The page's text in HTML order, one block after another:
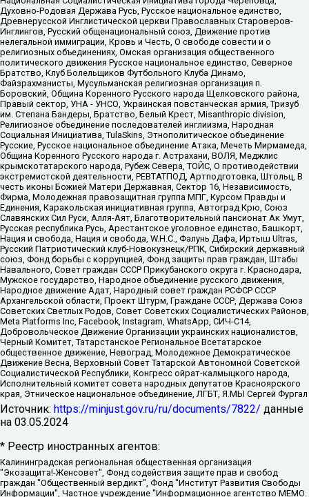
Духовно-Родовая Держава Русь, Русское национальное единство,
Древнерусской Инглистической церкви Православных Староверов-
Инглингов, Русский общенациональный союз, Движение против
нелегальной иммиграции, Кровь и Честь, О свободе совести и о
религиозных объединениях, Омская организация общественного
политического движения Русское национальное единство, Северное
Братство, Клуб Болельщиков Футбольного Клуба Динамо,
Файзрахманисты, Мусульманская религиозная организация п.
Боровский, Община Коренного Русского народа Щелковского района,
Правый сектор, УНА - УНСО, Украинская повстанческая армия, Тризуб
им. Степана Бандеры, Братство, Белый Крест, Misanthropic division,
Религиозное объединение последователей инглиизма, Народная
Социальная Инициатива, TulaSkins, Этнополитическое объединение
Русские, Русское национальное объединение Атака, Мечеть Мирмамеда,
Община Коренного Русского народа г. Астрахани, ВОЛЯ, Меджлис
крымскотатарского народа, Рубеж Севера, ТОЙС, О противодействии
экстремистской деятельности, РЕВТАТПОД, Артподготовка, Штольц, В
честь иконы Божией Матери Державная, Сектор 16, Независимость,
Фирма, Молодежная правозащитная группа МПГ, Курсом Правды и
Единения, Каракольская инициативная группа, Автоград Крю, Союз
Славянских Сил Руси, Алля-Аят, Благотворительный пансионат Ак Умут,
Русская республика Русь, Арестантское уголовное единство, Башкорт,
Нация и свобода, Нация и свобода, W.H.С., Фалунь Дафа, Иртыш Ultras,
Русский Патриотический клуб-Новокузнецк/РПК, Сибирский державный
союз, Фонд борьбы с коррупцией, Фонд защиты прав граждан, Штабы
Навального, Совет граждан СССР Прикубанского округа г. Краснодара,
Мужское государство, Народное объединение русского движения,
Народное движение Адат, Народный совет граждан РСФСР СССР
Архангельской области, Проект Штурм, Граждане СССР, Держава Союз
Советских Светлых Родов, Совет Советских Социалистических Районов,
Meta Platforms Inc, Facebook, Instagram, WhatsApp, СИЧ-С14,
Добровольческое Движение Организации украинских националистов,
Черный Комитет, Татарстанское Региональное Всетатарское
общественное движение, Невоград, Молодежное Демократическое
Движение Весна, Верховный Совет Татарской Автономной Советской
Социалистической Республики, Конгресс ойрат-калмыцкого народа,
Исполнительный комитет совета народных депутатов Красноярского
края, Этническое национальное объединение, ЛГБТ, Я.МЫ Сергей Фургал
Источник: https://minjust.gov.ru/ru/documents/7822/ данные
на 03.05.2024
* Реестр иностранных агентов:
Калининградская региональная общественная организация "Экозащита!-Женсовет", Фонд содействия защите прав и свобод граждан "Общественный вердикт", Фонд "Институт Развития Свободы Информации", Частное учреждение "Информационное агентство МЕМО. РУ", Региональная общественная организация "Общественная комиссия по сохранению наследия академика Сахарова", Фонд поддержки свободы прессы, Санкт-Петербургская общественная правозащитная организация "Гражданский контроль", Межрегиональная общественная организация "Информационно-просветительский центр "Мемориал", Региональный Фонд "Центр Защиты Прав Средств Массовой Информации", с 05.12.2023 Фонд "Центр Защиты Прав Средств массовой информации", Региональная общественная благотворительная организация помощи беженцам и мигрантам "Гражданское содействие", Негосударственное образовательное учреждение дополнительного профессионального образования (повышение квалификации) специалистов "АКАДЕМИЯ ПО ПРАВАМ ЧЕЛОВЕКА", Свердловская региональная общественная организация "Сутяжник", Автономная некоммерческая организация "Центр независимых социологических исследований", Союз общественных объединений "Российский исследовательский центр по правам человека", Региональное общественное учреждение научно-информационный центр "МЕМОРИАЛ", Некоммерческая организация "Фонд защиты гласности", Автономная некоммерческая организация "Институт прав человека", Городская общественная организация "Екатеринбургское общество "МЕМОРИАЛ", Городская общественная организация "Рязанское историко-просветительское и правозащитное общество "Мемориал" (Рязанский Мемориал), Челябинский региональный орган общественной самодеятельности – женское общественное объединение "Женщины Евразии", Челябинский региональный орган общественной самодеятельности "Уральская правозащитная группа", Фонд содействия защите здоровья и социальной справедливости имени Андрея Рылькова, Автономная Некоммерческая Организация "Аналитический Центр Юрия Левады", Автономная некоммерческая организация социальной поддержки населения "Проект Апрель", Региональная общественная организация помощи женщинам и детям, находящимся в кризисной ситуации "Информационно-методический центр "Анна", Фонд содействия развитию массовых коммуникаций и правовому просвещению "Так-так-Так", Фонд содействия устойчивому развитию "Серебряная тайга", Свердловский региональный общественный фонд социальных проектов "Новое время", "Idel.Реалии", Кавказ.Реалии, Крым.Реалии, Телеканал Настоящее Время, Татаро-башкирская служба Радио Свобода (Azatliq Radiosi), Радио Свободная Европа/Радио Свобода (PCE/PC), "Сибирь.Реалии", "Фактограф", Благотворительный фонд помощи осужденным и их семьям, Автономная некоммерческая организация "Институт глобализации и социальных движений", Фонд "В защиту прав заключенных", Частное учреждение "Центр поддержки и содействия развитию средств массовой информации", Пензенский региональный общественный благотворительный фонд "Гражданский союз", "Север.Реалии", Некоммерческая организация Фонд "Правовая инициатива", Общество с ограниченной ответственностью "Радио Свободная Европа/Радио Свобода", Чешское информационное агентство "MEDIUM-ORIENT", Красноярская региональная общественная организация "Мы против СПИДа", Камалягин Денис Николаевич, Маркелов Сергей Евгеньевич, Пономарев Лев Александрович, Савицкая Людмила Алексеевна, Автономная некоммерческая организация "Центр по работе с проблемой насилия "НАСИЛИЮ.НЕТ", Межрегиональный профессиональный союз работников здравоохранения "Альянс врачей", Юридическое лицо, зарегистрированное в Латвийской Республике, SIA "Medusa Project" (регистрационный номер 40103797863, дата регистрации 10.06.2014), Некоммерческая организация "Фонд по борьбе с коррупцией", Автономная некоммерческая организация "Институт права и публичной политики", Баданин Роман Сергеевич, Гликин Максим Александрович, Железнова Мария Михайловна, Лукьянова Юлия Сергеевна, Маетная Елизавета Витальевна, Маняхин Петр Борисович, Чуракова Ольга Владимировна, Ярош Юлия Петровна, Юридическое лицо "The Insider SIA", зарегистрированное в Риге, Латвийская Республика (дата регистрации 26.06.2015), являющееся администратором доменного имени интернет-издания "The Insider SIA", https://theins.ru, Постернак Алексей Евгеньевич, Рубин Михаил Аркадьевич, Анин Роман Александрович, Юридическое лицо Istories fonds, зарегистрированное в Латвийской Республике (регистрационный номер 50008295751, дата регистрации 24.02.2020), Великовский Дмитрий Александрович, Долинина Ирина Николаевна, Мароховская Алеся Алексеевна, Шлейнов Роман Юрьевич, Шмагун Олеся Валентиновна, Общество с ограниченной ответственностью "Альтаир 2021", Общество с ограниченной ответственностью "Вега 2021", Общество с ограниченной ответственностью "Главный редактор 2021", Общество с ограниченной ответственностью "Ромашки монолит", Важенков Артем Валерьевич, Ивановская областная общественная организация "Центр гендерных исследований", Гурман Юрий Альбертович, Медиапроект "ОВД-Инфо", Егоров Владимир Владимирович, Жилинский Владимир Александрович, Общество с ограниченной ответственностью "ЗП", Иванова София Юрьевна, Карезина Инна Павловна, Кильтау Екатерина Викторовна, Петров Алексей Викторович, Пискунов Сергей Евгеньевич, Смирнов Сергей Сергеевич, Тихонов Михаил Сергеевич, Общество с ограниченной ответственностью "ЖУРНАЛИСТ-ИНОСТРАННЫЙ АГЕНТ", Арапова Галина Юрьевна, Вольтская Татьяна Анатольевна, Американская компания "Mason G.E.S. Anonymous Foundation" (США), являющаяся владельцем интернет-издания https://mnews.world/, Компания "Stichting Bellingcat", зарегистрированная в Нидерландах (дата регистрации 11.07.2018), Захаров Андрей Вячеславович, Клепиковская Екатерина Дмитриевна, Общество с ограниченной ответственностью "МЕМО", Перл Роман Александрович, Симонов Евгений Алексеевич, Соловьева Елена Анатольевна, Сотников Даниил Владимирович, Сурначева Елизавета Дмитриевна, Автономная некоммерческая организация по защите прав человека и информированию населения "Якутия – Наше Мнение", Общество с ограниченной ответственностью "Москоу диджитал медиа", с 26.01.2023 Общество с ограниченной ответственностью "Чайка Белые сады", Ветошкина Валерия Валерьевна, Заговора Максим Александрович, Межрегиональное общественное движение "Российская ЛГБТ - сеть", Оленичев Максим Владимирович, Павлов Иван Юрьевич, Скворцова Елена Сергеевна, Общество с ограниченной ответственностью "Как бы инагент", Кочетков Игорь Викторович, Общество с ограниченной ответственностью "Честные выборы", Еланчик Олег Александрович, Общество с ограниченной ответственностью "Нобелевский призыв", Гималова Регина Эмилевна, Григорьев Андрей Валерьевич, Григорьева Алина Александровна, Ассоциация по содействию защите прав призывников, альтернативнослужащих и военнослужащих "Правозащитная группа "Гражданин.Армия.Право", Хисамова Регина Фаритовна, Автономная некоммерческая организация по реализации социально-правовых программ "Лилит", Дальневосточное общественное движение "Маяк", Санкт-Петербургская ЛГБТ-инициативная группа "Выход", Инициативная группа ЛГБТ+ "Реверс", Алексеев Андрей Викторович, Бекбулатова Таисия Львовна, Беляев Иван Михайлович, Владыкина Елена Сергеевна, Гельман Марат Александрович, Никульшина Вероника Юрьевна, Толоконникова Надежда Андреевна, Шендерович Виктор Анатольевич, Общество с ограниченной ответственностью "Данное сообщение", Общество с ограниченной ответственностью Издательский дом "Новая глава", Айнбиндер Александра Александровна, Московский комьюнити-центр для ЛГБТ+инициатив, Благотворительный фонд развития филантропии, Deutsche Welle (Германия, Kurt-Schumacher-Strasse 3, 53113 Bonn), Борзунова Мария Михайловна, Воробьев Виктор Викторович, Голубева Анна Львовна, Константинова Алла Михайловна, Малкова Ирина Владимировна, Мурадов Мурад Абдулгалимович, Осетинская Елизавета Николаевна, Понасенков Евгений Николаевич, Ганапольский Матвей Юрьевич, Киселев Евгений Алексеевич, Борухович Ирина Григорьевна, Дремин Иван Тимофеевич, Дубровский Дмитрий Викторович, Красноярская региональная общественная организация поддержки и развития альтернативных образовательных технологий и межкультурных коммуникаций "ИНТЕРРА", Маяковская Екатерина Алексеевна, Фейгин Марк Захарович, Филимонов Андрей Викторович, Дзугкоева Регина Николаевна, Доброхотов Роман Александрович, Дудь Юрий Александрович, Елкин Сергей Владимирович, Кругликов Кирилл Игоревич, Сабунаева Мария Леонидовна, Семенов Алексей Владимирович, Шаинян Карен Багратович, Шульман Екатерина Михайловна, Асафьев Артур Валерьевич, Вахштайн Виктор Семенович, Венедиктов Алексей Алексеевич, Лушникова Екатерина Евгеньевна, Волков Леонид Михайлович, Невзоров Александр Глебович, Пархоменко Сергей Борисович, Сироткин Ярослав Николаевич, Кара-Мурза Владимир Владимирович, Баранова Наталья Владимировна, Гозман Леонид Яковлевич, Кагарлицкий Борис Юльевич, Климарев Михаил Валерьевич, Милов Владимир Станиславович, Автономная некоммерческая организация Краснодарский центр современного искусства "Типография", Моргенштерн Алишер Тагирович, Соболь Любовь Эдуардовна, Общество с ограниченной ответственностью "ЛИЗА НОРМ", Каспаров Гарри Кимович, Ходорковский Михаил Борисович, Общество с ограниченной ответственностью "Апрельские тезисы", Данилович Ирина Брониславовна, Кашин Олег Владимирович, Петров Николай Владимирович, Пивоваров Алексей Владимирович, Соколов Михаил Владимирович, Цветкова Юлия Владимировна, Чичваркин Евгений Александрович, Комитет против пыток/Команда против пыток, Общество с ограниченной ответственностью "Первый научный", Общество с ограниченной ответственностью "Вертолет и ко", Белоцерковская Вероника Борисовна, Кац Максим Евгеньевич, Лазарева Татьяна Юрьевна, Шаведдинов Руслан Табризович, Яшин Илья Валерьевич, Общество с ограниченной ответственностью "Иноагент ААВ", Алешковский Дмитрий Петрович, Альбац Евгения Марковна, Быков Дмитрий Львович, Галямина Юлия Евгеньевна, Лойко Сергей Леонидович, Мартынов Кирилл Константинович, Медведев Сергей Александрович, Крашенинников Федор Геннадиевич, Гордеева Катерина Вл